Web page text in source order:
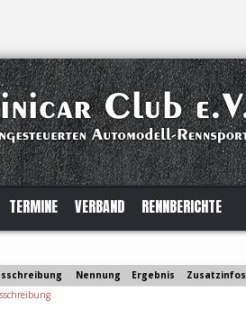
TERMINE VERBAND RENNBERICHTE
Nennung Ergebnis
Zusatzinfos